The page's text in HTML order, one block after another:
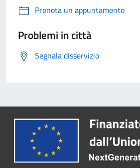
Prenota un appuntamento
Problemi in città
Segnala disservizio